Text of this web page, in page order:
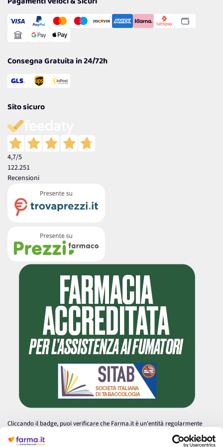
Gestisci Cookie
Reso Facile e Veloce
Consegna Gratuita in 24/72h
Sito sicuro
4,7/5
122.251
Recensioni
Cliccando il badge, puoi verificare che Farma.it è un'entità regolarmente
autorizzata dal Ministero della Salute a effettuare la vendita online di
medicinali.